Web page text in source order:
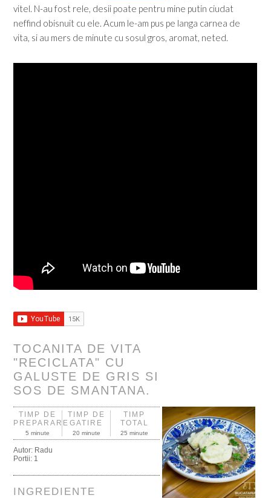
vitel. N-au fost rele, desii poate pentru mine putin ciudat
neffind obisnuit cu ele. Acum le-am pus pe langa carnea de
vita, si au mers de minute cu sosul gros, aromat, neted.
TOCANITA DE VITA
"RECICLATA" CU
GALUSTE DE GRIS SI
SOS DE SMANTANA.
TIMP DE
PREPARARE
5 minute
TIMP DE
GATIRE
20 minute
TIMP
TOTAL
25 minute
Autor: Radu
Portii: 1
INGREDIENTE